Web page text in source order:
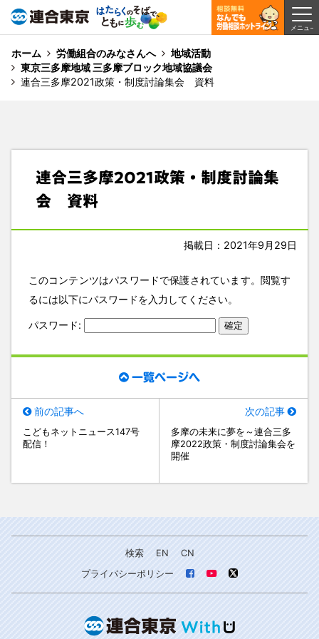
ホーム 労働組合のみなさんへ
地域活動
東京三多摩地域 三多摩ブロック地域協議会
連合三多摩2021政策・制度討論集会 資料
連合三多摩2021政策・制度討論集
会 資料
掲載日：2021年9月29日
このコンテンツはパスワードで保護されています。閲覧す
るには以下にパスワードを入力してください。
パスワード:
一覧ページへ
前の記事へ
こどもネットニュース147号
配信！
次の記事
多摩の未来に夢を～連合三多
摩2022政策・制度討論集会を
開催
検索 EN
CN
プライバシーポリシー